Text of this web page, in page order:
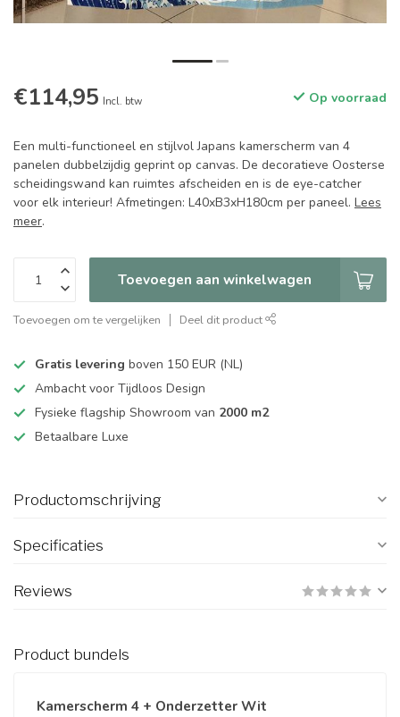
€114,95 Incl. btw Op voorraad
Een multi-functioneel en stijlvol Japans kamerscherm van 4
panelen dubbelzijdig geprint op canvas. De decoratieve Oosterse
scheidingswand kan ruimtes afscheiden en is de eye-catcher
voor elk interieur! Afmetingen: L40xB3xH180cm per paneel. Lees
meer.
Toevoegen aan winkelwagen
Toevoegen om te vergelijken Deel dit product
Gratis levering boven 150 EUR (NL)
Ambacht voor Tijdloos Design
Fysieke flagship Showroom van 2000 m2
Betaalbare Luxe
Productomschrijving
Specificaties
Reviews
Product bundels
Kamerscherm 4 + Onderzetter Wit